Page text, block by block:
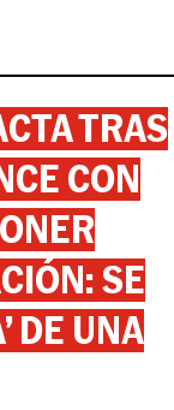
TRAS
CON
SE
DE UNA